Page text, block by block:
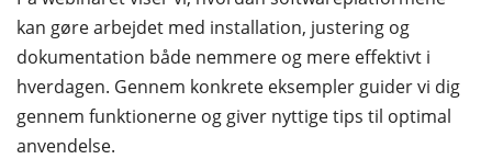
kan gøre arbejdet med installation, justering og
dokumentation både nemmere og mere effektivt i
hverdagen. Gennem konkrete eksempler guider vi dig
gennem funktionerne og giver nyttige tips til optimal
anvendelse.